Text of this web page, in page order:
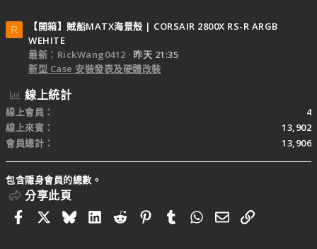
R
【開箱】賊船MATX海景殼 | CORSAIR 2800X RS-R ARGB
WEHITE
最新：RickWang0412
昨天 21:35
新型 Case 安裝發表及硬體改裝
線上統計
線上會員
4
線上來賓
13,902
會員總計
13,906
包含隱身會員的總數。
分享此頁
FacebookBlueskyLinkedIn
RedditPinterestTumblrWhatsApp
電子郵件
連結